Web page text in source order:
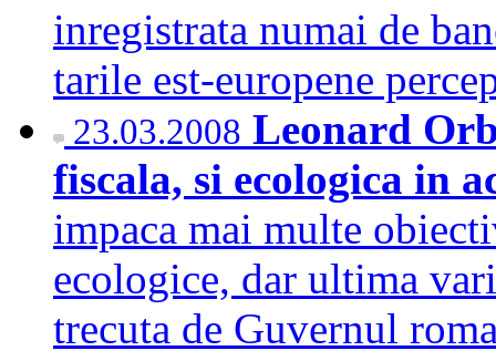
inregistrata numai de
tarile est-europene
23.03.2008 Leonard
fiscala, si ecologica in
impaca mai multe
ecologice, dar ultima
trecuta de Guvernul